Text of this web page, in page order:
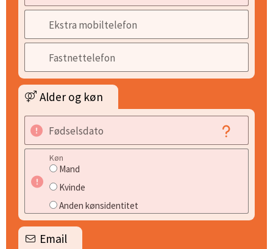
Ekstra mobiltelefon
Fastnettelefon
Alder og køn
Fødselsdato
Køn
Mand
Kvinde
Anden kønsidentitet
Email